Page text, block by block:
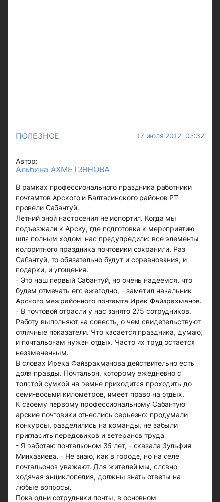
ПОЛЕЗНОЕ 17 июля 2012 03:32
Автор:
Альбина АХМЕТЗЯНОВА
В рамках профессионального праздника работники
почтамтов Арского и Балтасинского районов РТ
провели Сабантуй.
Летний зной настроения не испортил. Когда мы
подъезжали к Арску, где подготовка к мероприятию
шла полным ходом, нас предупредили: все элементы
колоритного праздника почтовики сохранили. Раз
Сабантуй, то обязательно будут и соревнования, и
подарки, и угощения.
- Это наш первый Сабантуй, но очень надеемся, что
будем отмечать его ежегодно, - заметил начальник
Арского межрайонного почтамта Ирек Файзрахманов.
- В почтовой отрасли у нас занято 275 сотрудников.
Работу выполняют на совесть, о чем свидетельствуют
отличные показатели. Что касается праздника, думаю,
и почтальонам нужен отдых. Часто их труд остается
незамеченным.
В словах Ирека Файзрахманова действительно есть
доля правды. Почтальон, которому ежедневно с
толстой сумкой на ремне приходится проходить до
семи-восьми километров, имеет право на отдых.
К своему первому профессиональному Сабантую
арские почтовики отнеслись серьезно: продумали
конкурсы, разделились на команды, не забыли
пригласить передовиков и ветеранов труда.
- Я работаю почтальоном 35 лет, - сказала Зульфия
Минхазиева. - Не знаю, как в городе, но на селе
почтальонов уважают. Для жителей мы, словно
ходячая энциклопедия, должны знать ответы на
любые вопросы.
Пока одни сотрудники почты, в основном